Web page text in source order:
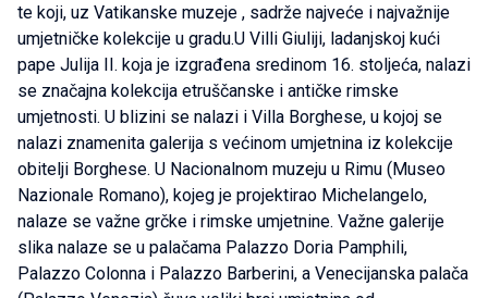
te koji, uz Vatikanske muzeje , sadrže najveće i najvažnije
umjetničke kolekcije u gradu.U Villi Giuliji, ladanjskoj kući
pape Julija II. koja je izgrađena sredinom 16. stoljeća, nalazi
se značajna kolekcija etruščanske i antičke rimske
umjetnosti. U blizini se nalazi i Villa Borghese, u kojoj se
nalazi znamenita galerija s većinom umjetnina iz kolekcije
obitelji Borghese. U Nacionalnom muzeju u Rimu (Museo
Nazionale Romano), kojeg je projektirao Michelangelo,
nalaze se važne grčke i rimske umjetnine. Važne galerije
slika nalaze se u palačama Palazzo Doria Pamphili,
Palazzo Colonna i Palazzo Barberini, a Venecijanska palača